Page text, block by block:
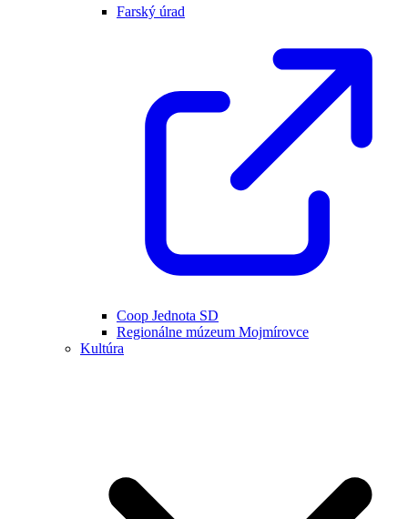
Farský úrad
Coop Jednota SD
Regionálne múzeum Mojmírovce
Kultúra